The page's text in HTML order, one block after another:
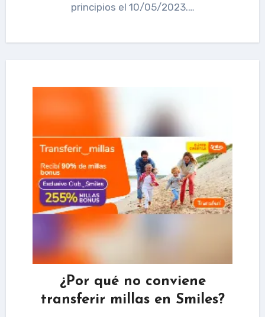
principios el 10/05/2023.…
¿Por qué no conviene
transferir millas en Smiles?